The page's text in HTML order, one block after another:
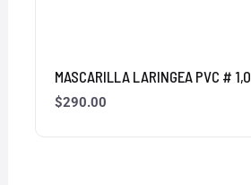
MASCARILLA LARINGEA PVC # 1,0
$290.00